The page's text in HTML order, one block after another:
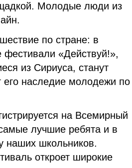
Молодые люди из
по стране: в
фестивали «Действуй!»,
из Сириуса, станут
наследие молодежи по
на Всемирный
лучшие ребята и в
наших школьников.
откроет широкие